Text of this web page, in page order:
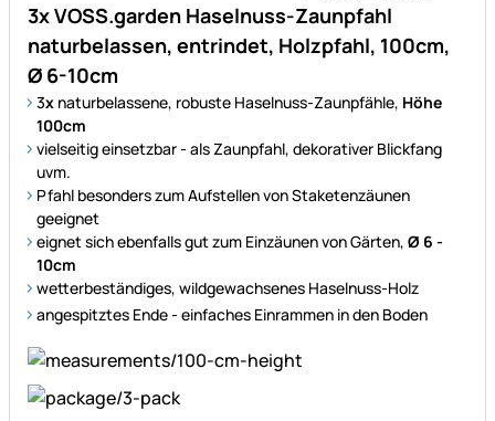
3x VOSS.garden Haselnuss-Zaunpfahl
naturbelassen, entrindet, Holzpfahl, 100cm,
Ø 6-10cm
3x naturbelassene, robuste Haselnuss-Zaunpfähle, Höhe
100cm
vielseitig einsetzbar - als Zaunpfahl, dekorativer Blickfang
uvm.
Pfahl besonders zum Aufstellen von Staketenzäunen
geeignet
eignet sich ebenfalls gut zum Einzäunen von Gärten, Ø 6 -
10cm
wetterbeständiges, wildgewachsenes Haselnuss-Holz
angespitztes Ende - einfaches Einrammen in den Boden